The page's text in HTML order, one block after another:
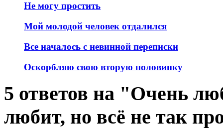
Не могу простить
Мой молодой человек отдалился
Все началось с невинной переписки
Оскорбляю свою вторую половинку
5 ответов на "Очень
любит, но всё не так